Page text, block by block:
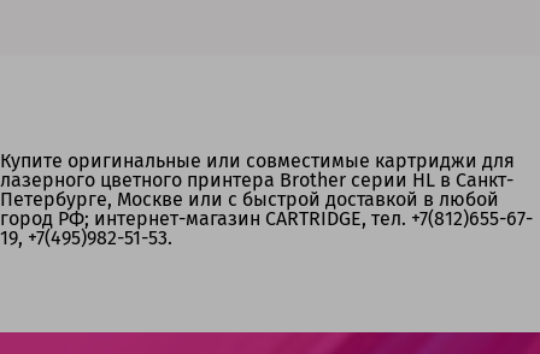
Купите оригинальные или совместимые картриджи для
лазерного цветного принтера Brother серии HL в Санкт-
Петербурге, Москве или с быстрой доставкой в любой
город РФ; интернет-магазин CARTRIDGE, тел. +7(812)655-67-
19, +7(495)982-51-53.